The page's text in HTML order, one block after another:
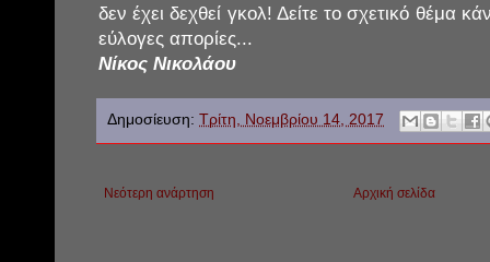
δεν έχει δεχθεί γκολ! Δείτε το σχετικό θέμα
εύλογες απορίες...
Νίκος Νικολάου
Δημοσίευση: Τρίτη, Νοεμβρίου 14, 2017
Νεότερη ανάρτηση Αρχική σελίδα